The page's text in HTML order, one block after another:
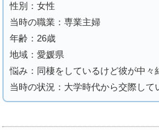
性別：女性
当時の職業：専業主婦
年齢：26歳
地域：愛媛県
悩み：同棲をしているけど彼が中々
当時の状況：大学時代から交際して